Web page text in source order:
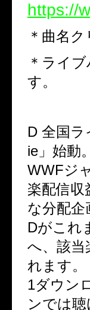
https://
＊曲名
＊ライ
す。
D 全国ラ
ie」始動。
WWFジ
楽配信
な分配企
Dがこれ
へ、該当
れます。
1ダウン
ンでは